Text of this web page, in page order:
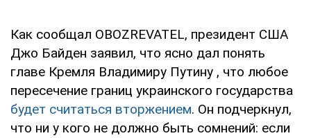
Как сообщал OBOZREVATEL, президент США
Джо Байден заявил, что ясно дал понять
главе Кремля Владимиру Путину , что любое
пересечение границ украинского государства
будет считаться вторжением. Он подчеркнул,
что ни у кого не должно быть сомнений: если